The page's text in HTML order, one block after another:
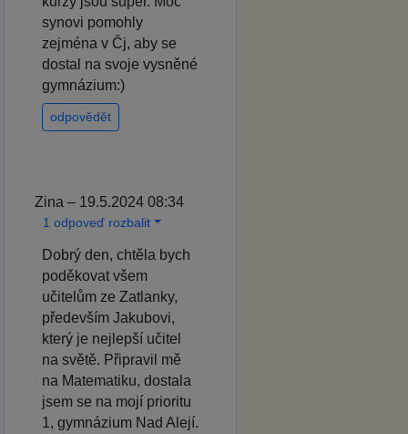
synovi pomohly
zejména v Čj, aby se
dostal na svoje vysněné
gymnázium:)
odpovědět
Zina – 19.5.2024 08:34
1 odpoveď rozbalit
Dobrý den, chtěla bych
poděkovat všem
učitelům ze Zatlanky,
především Jakubovi,
který je nejlepší učitel
na světě. Připravil mě
na Matematiku, dostala
jsem se na mojí prioritu
1, gymnázium Nad Alejí.